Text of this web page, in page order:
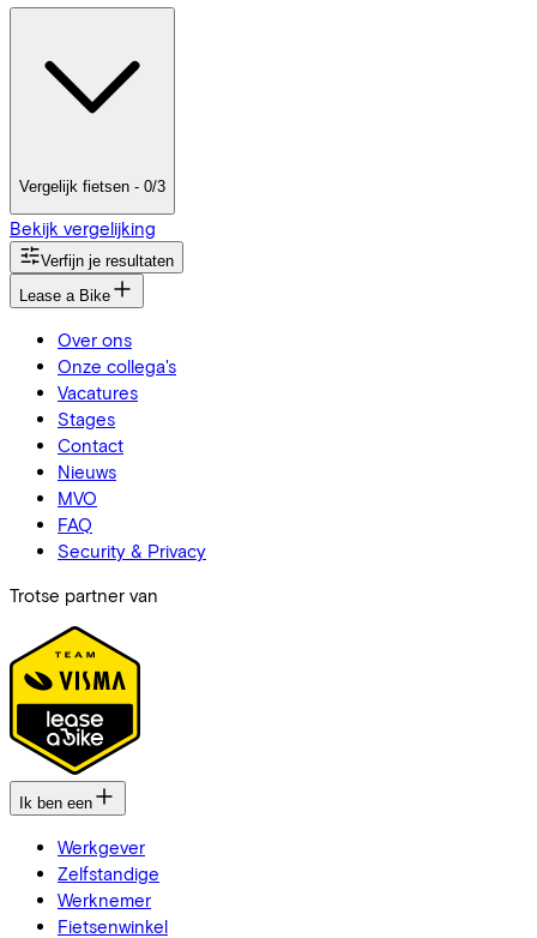
Vergelijk fietsen - 0/3
Bekijk vergelijking
Verfijn je resultaten
Lease a Bike
Over ons
Onze collega's
Vacatures
Stages
Contact
Nieuws
MVO
FAQ
Security & Privacy
Trotse partner van
Ik ben een
Werkgever
Zelfstandige
Werknemer
Fietsenwinkel